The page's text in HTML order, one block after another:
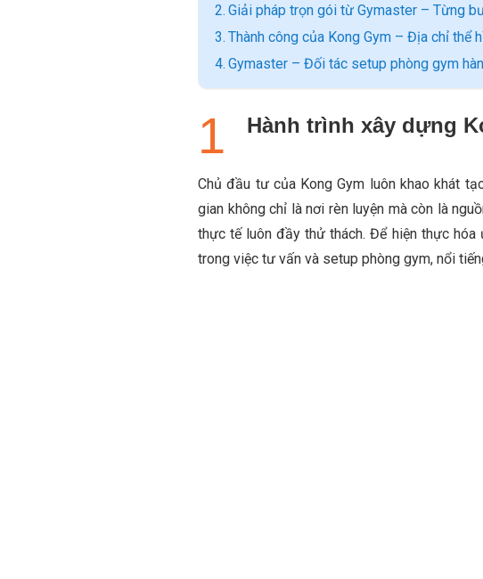
Giải pháp trọn gói từ Gymaster – Từng
Thành công của Kong Gym – Địa chỉ thể
Gymaster – Đối tác setup phòng gym
Hành trình xây dựng
Chủ đầu tư của Kong Gym luôn khao khát
gian không chỉ là nơi rèn luyện mà còn là
thực tế luôn đầy thử thách. Để hiện thực
trong việc tư vấn và setup phòng gym, nổi